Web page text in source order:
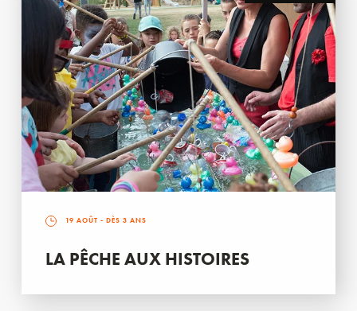
19 AOÛT - DÈS 3 ANS
LA PÊCHE AUX HISTOIRES